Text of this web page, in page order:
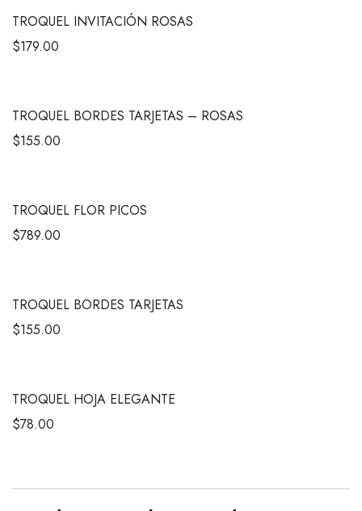
TROQUEL INVITACIÓN ROSAS
$179.00
TROQUEL BORDES TARJETAS – ROSAS
$155.00
TROQUEL FLOR PICOS
$789.00
TROQUEL BORDES TARJETAS
$155.00
TROQUEL HOJA ELEGANTE
$78.00